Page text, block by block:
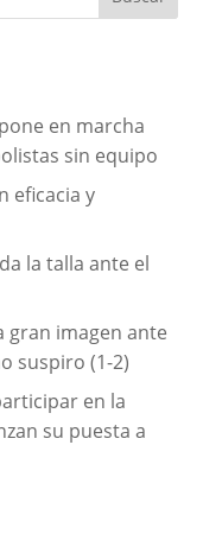
en marcha
sin equipo
eficacia y
la talla ante el
gran imagen ante
suspiro (1-2)
en la
su puesta a